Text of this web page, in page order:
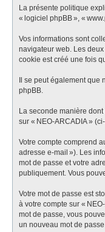
La présente politique
« logiciel phpBB », «
Vos informations sont
navigateur web. Les
cookie est créé une fois
Il se peut également
phpBB.
La seconde manière
sur « NEO-ARCADIA »
Votre compte comprend
adresse e-mail »). Les
mot de passe et votre
publiquement. Vous
Votre mot de passe est
à votre compte sur «
mot de passe, vous
un nouveau mot de